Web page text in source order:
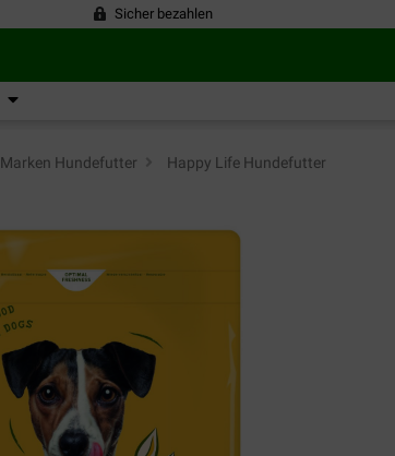
Sicher bezahlen
Marken Hundefutter Happy Life Hundefutter